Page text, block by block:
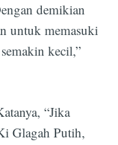
demikian
untuk memasuki
kecil,”
“Jika
Glagah Putih,